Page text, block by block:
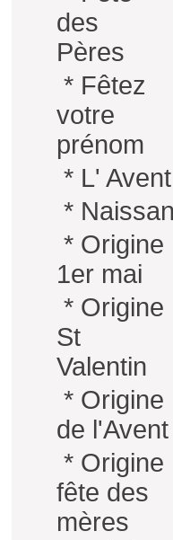
des
Pères
* Fêtez
votre
prénom
* L' Avent
*
* Origine
1er mai
* Origine
St
Valentin
* Origine
de l'Avent
* Origine
fête des
mères